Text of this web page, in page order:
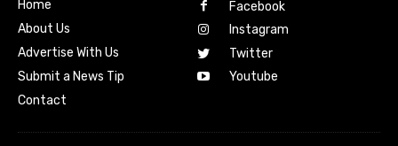
Home
About Us
Advertise With Us
Submit a News Tip
Contact
Facebook
Instagram
Twitter
Youtube